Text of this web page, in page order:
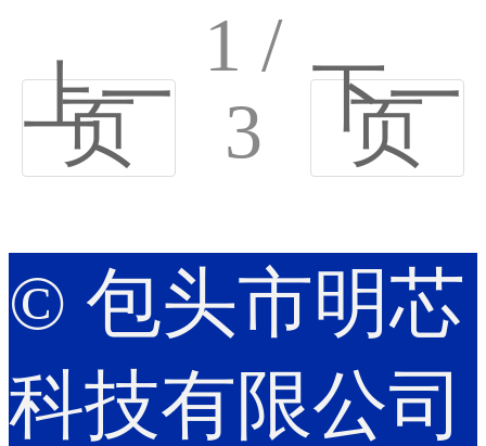
上一
页
1 /
3
下一
页
© 包头市明芯
科技有限公司